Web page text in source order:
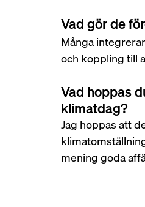
Vad gör de
Många
och koppling till
Vad hoppas
klimatdag?
Jag hoppas att
mening goda